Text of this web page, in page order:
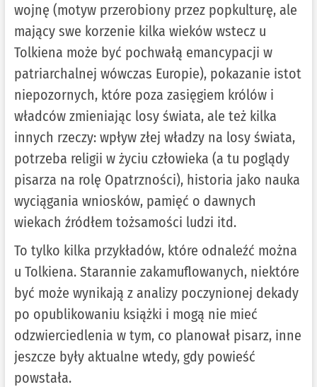
wojnę (motyw przerobiony przez popkulturę, ale
mający swe korzenie kilka wieków wstecz u
Tolkiena może być pochwałą emancypacji w
patriarchalnej wówczas Europie), pokazanie istot
niepozornych, które poza zasięgiem królów i
władców zmieniając losy świata, ale też kilka
innych rzeczy: wpływ złej władzy na losy świata,
potrzeba religii w życiu człowieka (a tu poglądy
pisarza na rolę Opatrzności), historia jako nauka
wyciągania wniosków, pamięć o dawnych
wiekach źródłem tożsamości ludzi itd.
To tylko kilka przykładów, które odnaleźć można
u Tolkiena. Starannie zakamuflowanych, niektóre
być może wynikają z analizy poczynionej dekady
po opublikowaniu książki i mogą nie mieć
odzwierciedlenia w tym, co planował pisarz, inne
jeszcze były aktualne wtedy, gdy powieść
powstała.